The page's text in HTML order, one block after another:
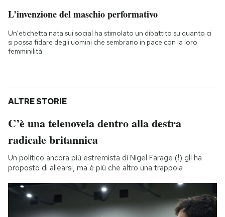
L’invenzione del maschio performativo
Un'etichetta nata sui social ha stimolato un dibattito su quanto ci
si possa fidare degli uomini che sembrano in pace con la loro
femminilità
ALTRE STORIE
C’è una telenovela dentro alla destra
radicale britannica
Un politico ancora più estremista di Nigel Farage (!) gli ha
proposto di allearsi, ma è più che altro una trappola